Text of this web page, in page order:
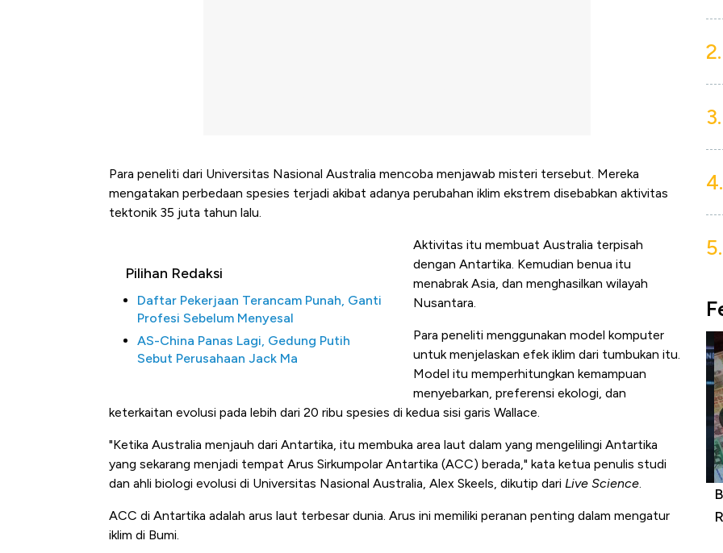
Para peneliti dari Universitas Nasional Australia mencoba menjawab misteri tersebut. Mereka
mengatakan perbedaan spesies terjadi akibat adanya perubahan iklim ekstrem disebabkan aktivitas
tektonik 35 juta tahun lalu.
Pilihan Redaksi
Daftar Pekerjaan Terancam Punah, Ganti
Profesi Sebelum Menyesal
AS-China Panas Lagi, Gedung Putih
Sebut Perusahaan Jack Ma
Aktivitas itu membuat Australia terpisah
dengan Antartika. Kemudian benua itu
menabrak Asia, dan menghasilkan wilayah
Nusantara.
Para peneliti menggunakan model komputer
untuk menjelaskan efek iklim dari tumbukan itu.
Model itu memperhitungkan kemampuan
menyebarkan, preferensi ekologi, dan
keterkaitan evolusi pada lebih dari 20 ribu spesies di kedua sisi garis Wallace.
"Ketika Australia menjauh dari Antartika, itu membuka area laut dalam yang mengelilingi Antartika
yang sekarang menjadi tempat Arus Sirkumpolar Antartika (ACC) berada," kata ketua penulis studi
dan ahli biologi evolusi di Universitas Nasional Australia, Alex Skeels, dikutip dari Live Science
ACC di Antartika adalah arus laut terbesar dunia. Arus ini memiliki peranan penting dalam mengatur
iklim di Bumi.
2.
3.
4.
5.
IHSG Menuju 6.500: Asing Silakan
Masuk, Jangan Ditopang Ritel Terus